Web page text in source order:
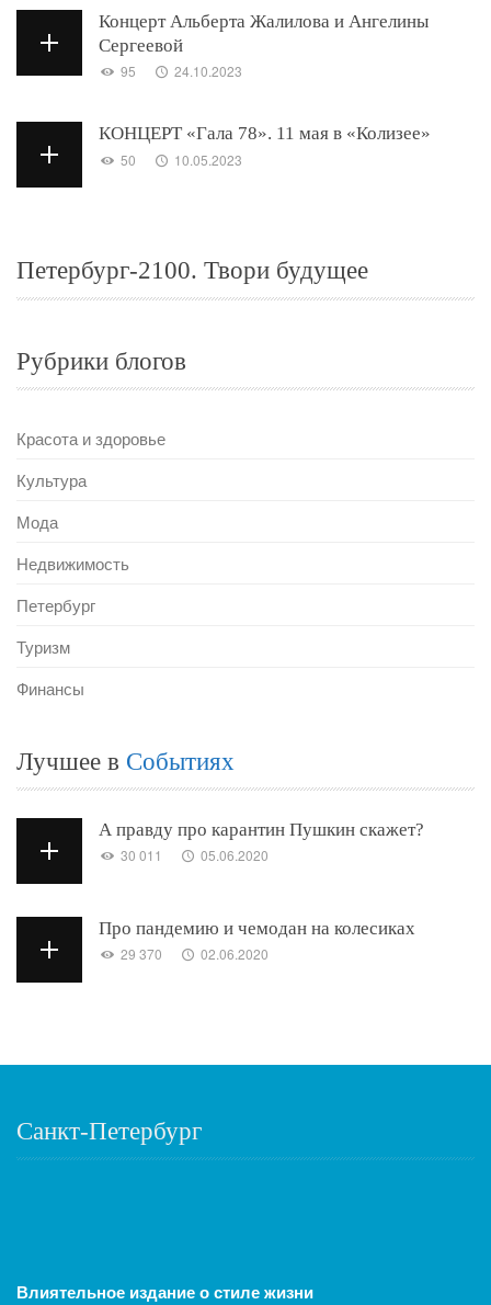
Концерт Альберта Жалилова и Ангелины
Сергеевой
95 24.10.2023
КОНЦЕРТ «Гала 78». 11 мая в «Колизее»
50 10.05.2023
Петербург-2100. Твори будущее
Рубрики блогов
Красота и здоровье
Культура
Мода
Недвижимость
Петербург
Туризм
Финансы
Лучшее в Событиях
А правду про карантин Пушкин скажет?
30 011 05.06.2020
Про пандемию и чемодан на колесиках
29 370 02.06.2020
Санкт-Петербург
Влиятельное издание о стиле жизни